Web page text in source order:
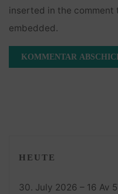
inserted in the
embedded.
HEUTE
30. July 2026 – 16 Av